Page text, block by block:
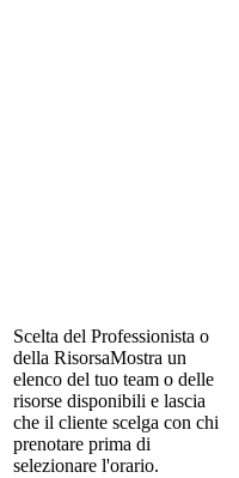
Scelta del Professionista o
della RisorsaMostra un
elenco del tuo team o delle
risorse disponibili e lascia
che il cliente scelga con chi
prenotare prima di
selezionare l'orario.